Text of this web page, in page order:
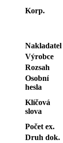
Korp.
Nakladatel
Výrobce
Rozsah
Osobní
hesla
Klíčová
slova
Počet ex.
Druh dok.